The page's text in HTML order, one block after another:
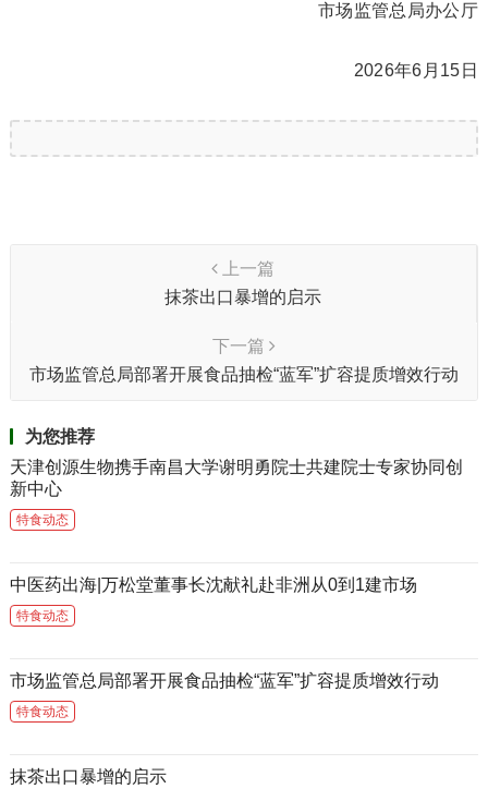
市场监管总局办公厅
2026年6月15日
上一篇
抹茶出口暴增的启示
下一篇
市场监管总局部署开展食品抽检“蓝军”扩容提质增效行动
为您推荐
天津创源生物携手南昌大学谢明勇院士共建院士专家协同创
新中心
特食动态
中医药出海|万松堂董事长沈献礼赴非洲从0到1建市场
特食动态
市场监管总局部署开展食品抽检“蓝军”扩容提质增效行动
特食动态
抹茶出口暴增的启示